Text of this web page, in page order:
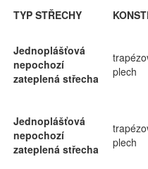
TYP STŘECHY
Jednoplášťová
nepochozí
zateplená střecha
plech
Jednoplášťová
nepochozí
zateplená střecha
plech